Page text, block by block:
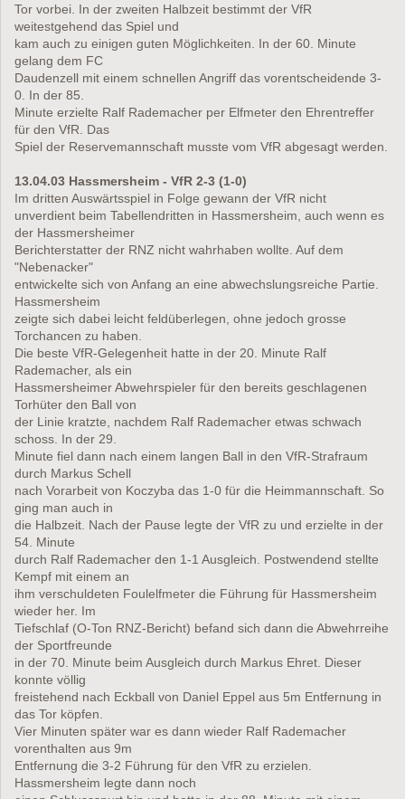
Tor vorbei. In der zweiten Halbzeit bestimmt der VfR
weitestgehend das Spiel und
kam auch zu einigen guten Möglichkeiten. In der 60. Minute
gelang dem FC
Daudenzell mit einem schnellen Angriff das vorentscheidende 3-
0. In der 85.
Minute erzielte Ralf Rademacher per Elfmeter den Ehrentreffer
für den VfR. Das
Spiel der Reservemannschaft musste vom VfR abgesagt werden.
13.04.03 Hassmersheim - VfR 2-3 (1-0)
Im dritten Auswärtsspiel in Folge gewann der VfR nicht
unverdient beim Tabellendritten in Hassmersheim, auch wenn es
der Hassmersheimer
Berichterstatter der RNZ nicht wahrhaben wollte. Auf dem
"Nebenacker"
entwickelte sich von Anfang an eine abwechslungsreiche Partie.
Hassmersheim
zeigte sich dabei leicht feldüberlegen, ohne jedoch grosse
Torchancen zu haben.
Die beste VfR-Gelegenheit hatte in der 20. Minute Ralf
Rademacher, als ein
Hassmersheimer Abwehrspieler für den bereits geschlagenen
Torhüter den Ball von
der Linie kratzte, nachdem Ralf Rademacher etwas schwach
schoss. In der 29.
Minute fiel dann nach einem langen Ball in den VfR-Strafraum
durch Markus Schell
nach Vorarbeit von Koczyba das 1-0 für die Heimmannschaft. So
ging man auch in
die Halbzeit. Nach der Pause legte der VfR zu und erzielte in der
54. Minute
durch Ralf Rademacher den 1-1 Ausgleich. Postwendend stellte
Kempf mit einem an
ihm verschuldeten Foulelfmeter die Führung für Hassmersheim
wieder her. Im
Tiefschlaf (O-Ton RNZ-Bericht) befand sich dann die Abwehrreihe
der Sportfreunde
in der 70. Minute beim Ausgleich durch Markus Ehret. Dieser
konnte völlig
freistehend nach Eckball von Daniel Eppel aus 5m Entfernung in
das Tor köpfen.
Vier Minuten später war es dann wieder Ralf Rademacher
vorenthalten aus 9m
Entfernung die 3-2 Führung für den VfR zu erzielen.
Hassmersheim legte dann noch